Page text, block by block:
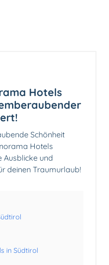
Hotels
Schönheit
Hotels
Ausblicke und
deinen Traumurlaub!
in Südtirol